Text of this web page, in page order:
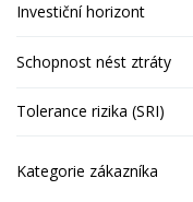
Investiční horizont
Schopnost nést ztráty
Tolerance rizika (SRI)
Kategorie zákazníka